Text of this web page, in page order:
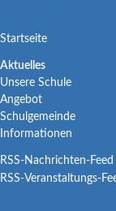
Navigation
Startseite
Navigation
überspringen
Aktuelles
Unsere Schule
Angebot
Schulgemeinde
Informationen
RSS-Nachrichten-
RSS-Veranstaltungs-